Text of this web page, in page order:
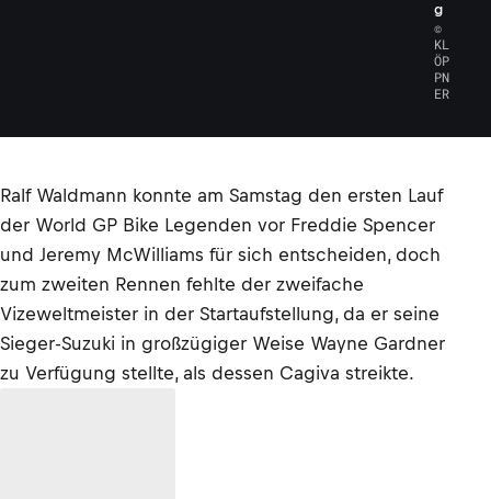
g
©
KL
ÖP
PN
ER
Ralf Waldmann konnte am Samstag den ersten Lauf
der World GP Bike Legenden vor Freddie Spencer
und Jeremy McWilliams für sich entscheiden, doch
zum zweiten Rennen fehlte der zweifache
Vizeweltmeister in der Startaufstellung, da er seine
Sieger-Suzuki in großzügiger Weise Wayne Gardner
zu Verfügung stellte, als dessen Cagiva streikte.